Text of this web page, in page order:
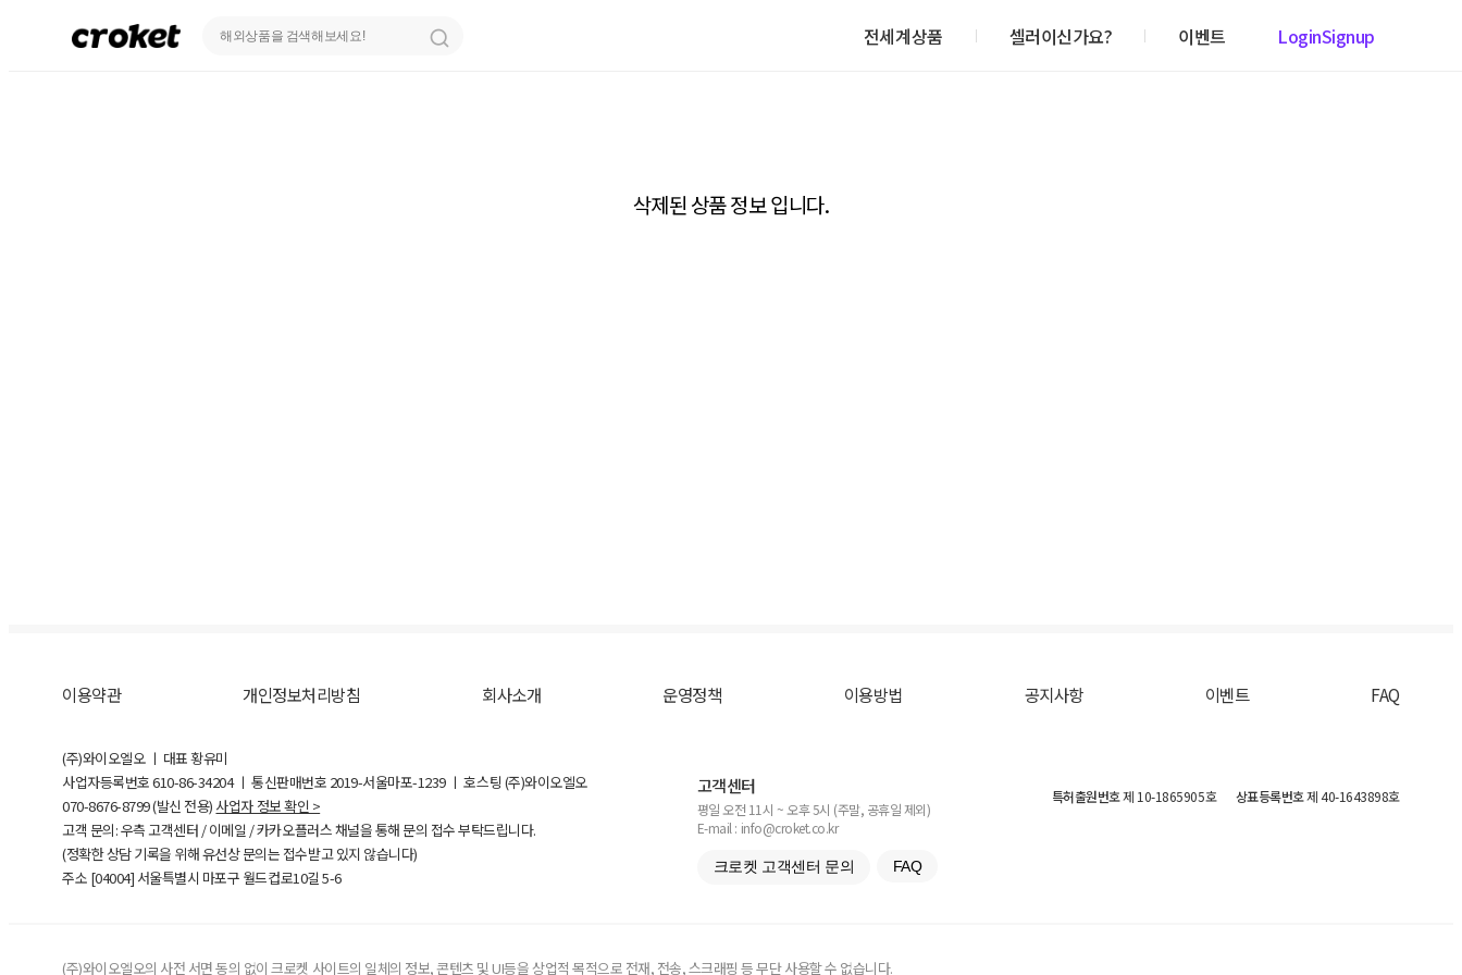
전세계상품 셀러이신가요? 이벤트 LoginSignup
삭제된 상품 정보 입니다.
이용약관 개인정보처리방침 회사소개 운영정책 이용방법 공지사항 이벤트 FAQ
(주)와이오엘오 ㅣ 대표 황유미
사업자등록번호610-86-34204ㅣ 통신판매번호 2019-서울마포-1239 ㅣ 호스팅 (주)와이오엘오
070-8676-8799 (발신 전용) 사업자 정보 확인 >
고객 문의: 우측 고객센터 / 이메일 / 카카오플러스 채널을 통해 문의 접수 부탁드립니다.
(정확한 상담 기록을 위해 유선상 문의는 접수받고 있지 않습니다)
주소 [04004] 서울특별시 마포구 월드컵로10길5-6
고객센터
평일 오전 11시 ~ 오후 5시 (주말, 공휴일 제외)
E-mail : info@croket.co.kr
크로켓 고객센터 문의 FAQ
특허출원번호제 10-1865905호 상표등록번호제 40-1643898호
(주)와이오엘오의 사전 서면 동의 없이 크로켓 사이트의 일체의 정보, 콘텐츠 및 UI등을 상업적 목적으로 전재, 전송, 스크래핑 등 무단 사용할 수 없습니다.